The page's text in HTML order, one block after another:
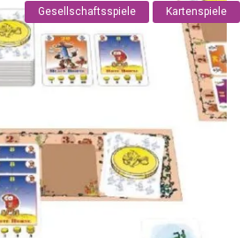
Gesellschaftsspiele Kartenspiele